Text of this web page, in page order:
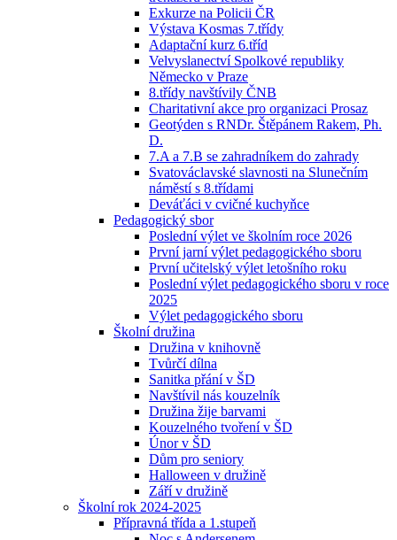
Exkurze na Policii ČR
Výstava Kosmas 7.třídy
Adaptační kurz 6.tříd
Velvyslanectví Spolkové republiky
Německo v Praze
8.třídy navštívily ČNB
Charitativní akce pro organizaci Prosaz
Geotýden s RNDr. Štěpánem Rakem, Ph.
D.
7.A a 7.B se zahradníkem do zahrady
Svatováclavské slavnosti na Slunečním
náměstí s 8.třídami
Deváťáci v cvičné kuchyňce
Pedagogický sbor
Poslední výlet ve školním roce 2026
První jarní výlet pedagogického sboru
První učitelský výlet letošního roku
Poslední výlet pedagogického sboru v roce
2025
Výlet pedagogického sboru
Školní družina
Družina v knihovně
Tvůrčí dílna
Sanitka přání v ŠD
Navštívil nás kouzelník
Družina žije barvami
Kouzelného tvoření v ŠD
Únor v ŠD
Dům pro seniory
Halloween v družině
Září v družině
Školní rok 2024-2025
Přípravná třída a 1.stupeň